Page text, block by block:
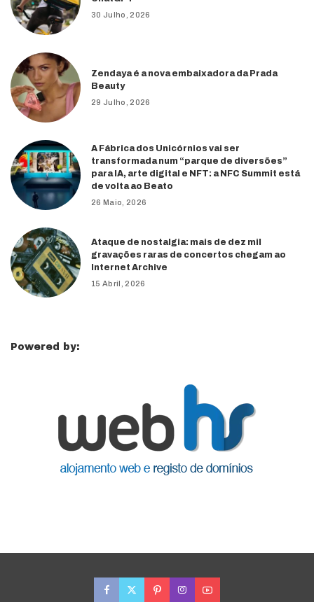
30 Julho, 2026
Zendaya é a nova embaixadora da Prada
Beauty
29 Julho, 2026
A Fábrica dos Unicórnios vai ser
transformada num “parque de diversões”
para IA, arte digital e NFT: a NFC Summit está
de volta ao Beato
26 Maio, 2026
Ataque de nostalgia: mais de dez mil
gravações raras de concertos chegam ao
Internet Archive
15 Abril, 2026
Powered by: